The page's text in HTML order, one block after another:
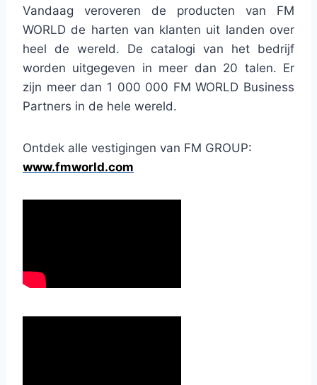
Vandaag veroveren de producten van FM
WORLD de harten van klanten uit landen over
heel de wereld. De catalogi van het bedrijf
worden uitgegeven in meer dan 20 talen. Er
zijn meer dan 1 000 000 FM WORLD Business
Partners in de hele wereld.
Ontdek alle vestigingen van FM GROUP:
www.fmworld.com